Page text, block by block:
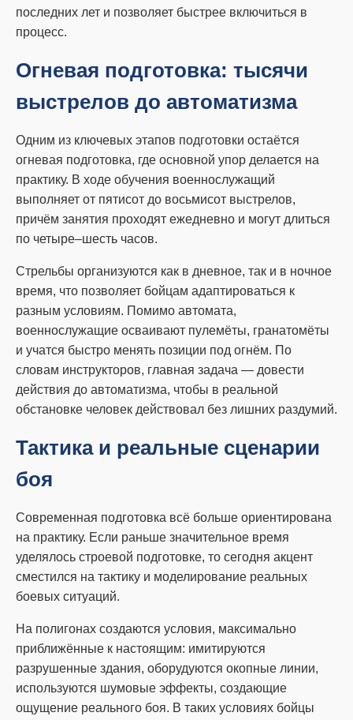
последних лет и позволяет быстрее включиться в
процесс.
Огневая подготовка: тысячи
выстрелов до автоматизма
Одним из ключевых этапов подготовки остаётся
огневая подготовка, где основной упор делается на
практику. В ходе обучения военнослужащий
выполняет от пятисот до восьмисот выстрелов,
причём занятия проходят ежедневно и могут длиться
по четыре–шесть часов.
Стрельбы организуются как в дневное, так и в ночное
время, что позволяет бойцам адаптироваться к
разным условиям. Помимо автомата,
военнослужащие осваивают пулемёты, гранатомёты
и учатся быстро менять позиции под огнём. По
словам инструкторов, главная задача — довести
действия до автоматизма, чтобы в реальной
обстановке человек действовал без лишних раздумий.
Тактика и реальные сценарии
боя
Современная подготовка всё больше ориентирована
на практику. Если раньше значительное время
уделялось строевой подготовке, то сегодня акцент
сместился на тактику и моделирование реальных
боевых ситуаций.
На полигонах создаются условия, максимально
приближённые к настоящим: имитируются
разрушенные здания, оборудуются окопные линии,
используются шумовые эффекты, создающие
ощущение реального боя. В таких условиях бойцы